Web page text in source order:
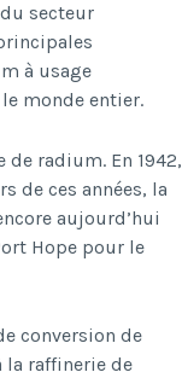
secteur
à usage
monde entier.
de radium. En 1942,
de ces années, la
aujourd’hui
Hope pour le
conversion de
la raffinerie de